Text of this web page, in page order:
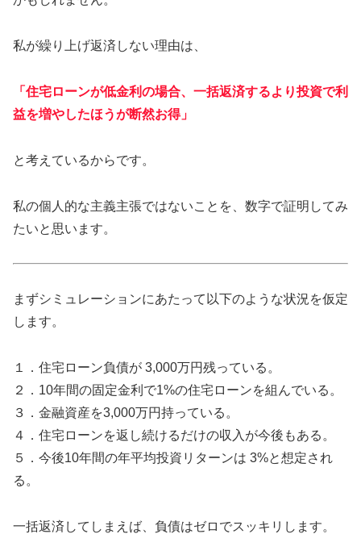
私が繰り上げ返済しない理由は、
「住宅ローンが低金利の場合、一括返済するより投資で利
益を増やしたほうが断然お得」
と考えているからです。
私の個人的な主義主張ではないことを、数字で証明してみ
たいと思います。
まずシミュレーションにあたって以下のような状況を仮定
します。
１．住宅ローン負債が 3,000万円残っている。
２．10年間の固定金利で1%の住宅ローンを組んでいる。
３．金融資産を3,000万円持っている。
４．住宅ローンを返し続けるだけの収入が今後もある。
５．今後10年間の年平均投資リターンは 3%と想定され
る。
一括返済してしまえば、負債はゼロでスッキリします。